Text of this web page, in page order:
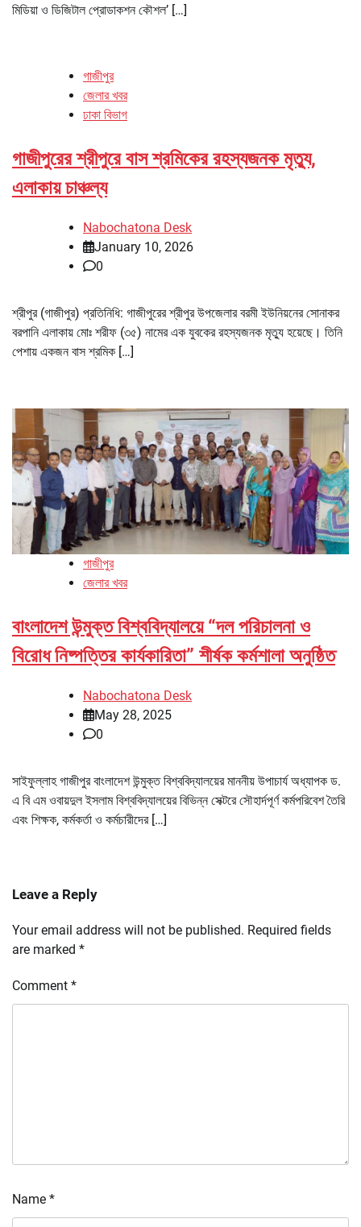
মিডিয়া ও ডিজিটাল প্রোডাকশন কৌশল’ […]
গাজীপুর
জেলার খবর
ঢাকা বিভাগ
গাজীপুরের শ্রীপুরে বাস শ্রমিকের রহস্যজনক মৃত্যু,
এলাকায় চাঞ্চল্য
Nabochatona Desk
January 10, 2026
0
শ্রীপুর (গাজীপুর) প্রতিনিধি: গাজীপুরের শ্রীপুর উপজেলার বরমী ইউনিয়নের সোনাকর
বরপানি এলাকায় মোঃ শরীফ (৩৫) নামের এক যুবকের রহস্যজনক মৃত্যু হয়েছে। তিনি
পেশায় একজন বাস শ্রমিক […]
গাজীপুর
জেলার খবর
বাংলাদেশ উন্মুক্ত বিশ্ববিদ্যালয়ে “দল পরিচালনা ও
বিরোধ নিষ্পত্তির কার্যকারিতা” শীর্ষক কর্মশালা অনুষ্ঠিত
Nabochatona Desk
May 28, 2025
0
সাইফুল্লাহ গাজীপুর বাংলাদেশ উন্মুক্ত বিশ্ববিদ্যালয়ের মাননীয় উপাচার্য অধ্যাপক ড.
এ বি এম ওবায়দুল ইসলাম বিশ্ববিদ্যালয়ের বিভিন্ন সেক্টরে সৌহার্দপূর্ণ কর্মপরিবেশ তৈরি
এবং শিক্ষক, কর্মকর্তা ও কর্মচারীদের […]
Leave a Reply
Your email address will not be published. Required fields
are marked *
Comment *
Name *